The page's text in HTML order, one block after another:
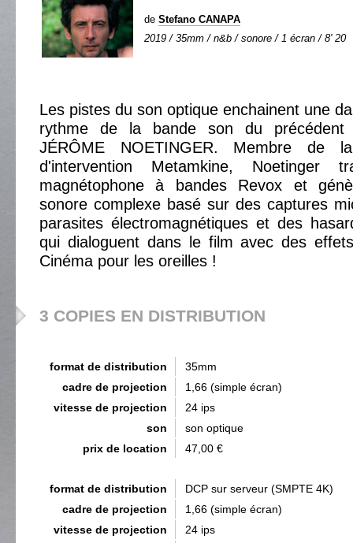
de Stefano CANAPA
2019 / 35mm / n&b / sonore / 1 écran / 8' 20
Les pistes du son optique enchainent une
rythme de la bande son du précédent
JÉRÔME NOETINGER. Membre de
d'intervention Metamkine, Noetinger
magnétophone à bandes Revox et
sonore complexe basé sur des captures
parasites électromagnétiques et des
qui dialoguent dans le film avec des
Cinéma pour les oreilles !
3 COPIES EN DISTRIBUTION
format de distribution
35mm
cadre de projection
1,66 (simple écran)
vitesse de projection
24 ips
son
son optique
prix de location
47,00 €
format de distribution
DCP sur serveur (SMPTE 4K)
cadre de projection
1,66 (simple écran)
vitesse de projection
24 ips